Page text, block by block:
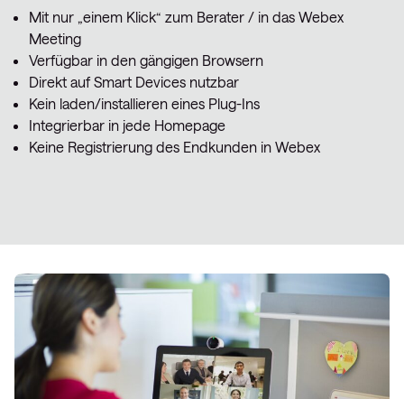
Mit nur „einem Klick“ zum Berater / in das Webex
Meeting
Verfügbar in den gängigen Browsern
Direkt auf Smart Devices nutzbar
Kein laden/installieren eines Plug-Ins
Integrierbar in jede Homepage
Keine Registrierung des Endkunden in Webex